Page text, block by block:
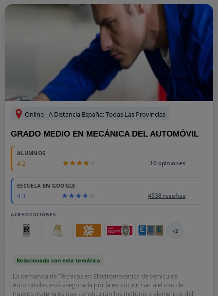
Online - A Distancia España: Todas Las Provincias
GRADO MEDIO EN MECÁNICA DEL AUTOMÓVIL
ALUMNOS
4.2 10 opiniones
ESCUELA EN GOOGLE
4.3 4538 reseñas
ACREDITACIONES
+2
Relacionado con esta temática
La demanda de Técnicos en Electromecánica de Vehículos
Automóviles está asegurada por la evolución hacia el uso de
nuevos materiales que constituirán los motores y elementos del